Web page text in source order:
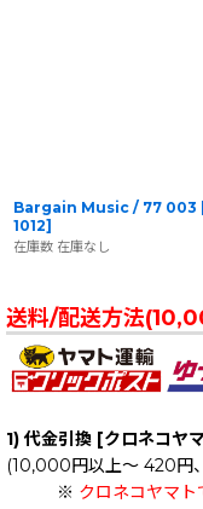
Bargain Music / 77 003
1012]
在庫数 在庫なし
送料/配送方法
1) 代金引換 [クロネコヤ
(10,000円以上～ 420
※ クロネコヤマ